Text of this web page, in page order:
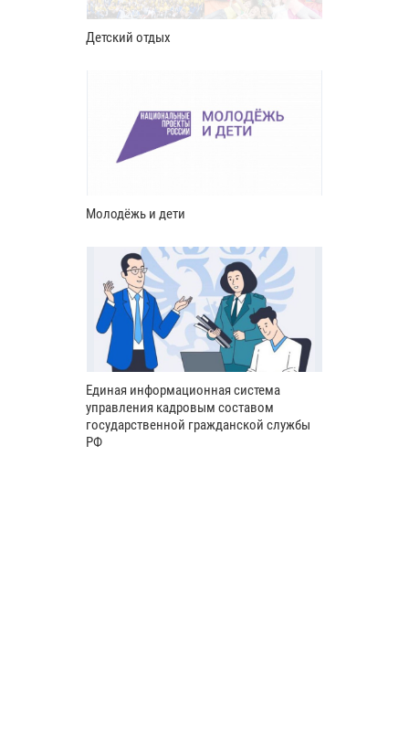
Детский отдых
Молодёжь и дети
Единая информационная система
управления кадровым составом
государственной гражданской службы
РФ